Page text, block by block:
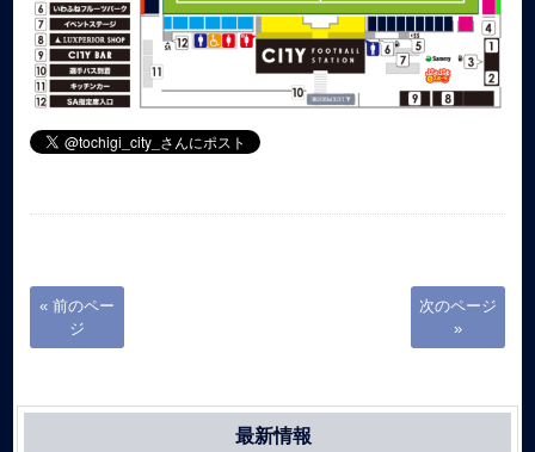
« 前のペー
ジ
次のページ
»
最新情報